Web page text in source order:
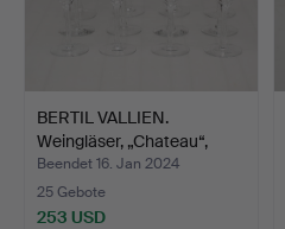
BERTIL VALLIEN.
Weingläser, „Chateau“,
Kos…
Beendet 16. Jan 2024
25 Gebote
253 USD